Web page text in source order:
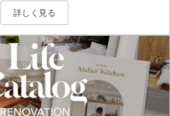
詳しく見る